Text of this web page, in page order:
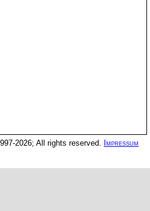
2026; All rights reserved. Impressum